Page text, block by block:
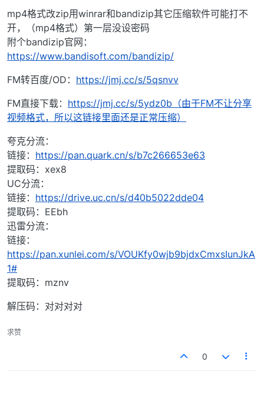
mp4格式改zip用winrar和bandizip其它压缩软件可能打不
开，（mp4格式）第一层没设密码
附个bandizip官网：
https://www.bandisoft.com/bandizip/
FM转百度/OD： https://jmj.cc/s/5qsnvv
FM直接下载： https://jmj.cc/s/5ydz0b（由于FM不让分享
视频格式，所以这链接里面还是正常压缩）
夸克分流：
链接： https://pan.quark.cn/s/b7c266653e63
提取码：xex8
UC分流：
链接： https://drive.uc.cn/s/d40b5022dde04
提取码：EEbh
迅雷分流：
链接：
https://pan.xunlei.com/s/VOUKfy0wjb9bjdxCmxsIunJkA
1#
提取码：mznv
解压码：对对对对
求赞
0